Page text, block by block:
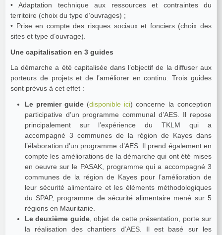
• Adaptation technique aux ressources et contraintes du
territoire (choix du type d’ouvrages) ;
• Prise en compte des risques sociaux et fonciers (choix des
sites et type d’ouvrage).
Une capitalisation en 3 guides
La démarche a été capitalisée dans l’objectif de la diffuser aux
porteurs de projets et de l’améliorer en continu. Trois guides
sont prévus à cet effet :
Le premier guide (disponible ici) concerne la conception
participative d’un programme communal d’AES. Il repose
principalement sur l’expérience du TKLM qui a
accompagné 3 communes de la région de Kayes dans
l’élaboration d’un programme d’AES. Il prend également en
compte les améliorations de la démarche qui ont été mises
en oeuvre sur le PASAK, programme qui a accompagné 3
communes de la région de Kayes pour l’amélioration de
leur sécurité alimentaire et les éléments méthodologiques
du SPAP, programme de sécurité alimentaire mené sur 5
régions en Mauritanie.
Le deuxième guide, objet de cette présentation, porte sur
la réalisation des chantiers d’AES. Il est basé sur les